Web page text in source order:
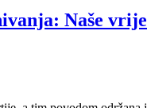
Naše